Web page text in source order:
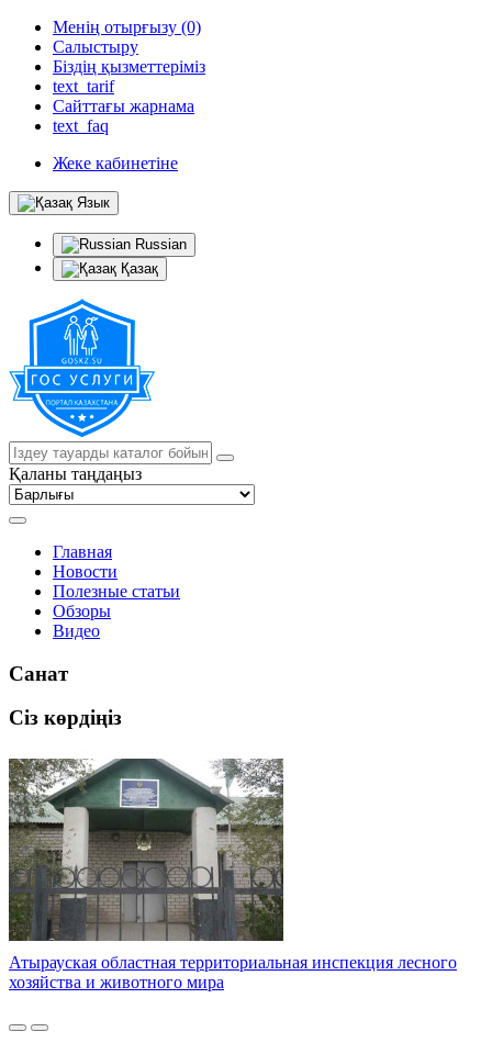
Менің отырғызу (0)
Салыстыру
Біздің қызметтеріміз
text_tarif
Сайттағы жарнама
text_faq
Жеке кабинетіне
Язык
Russian
Қазақ
Қаланы таңдаңыз
Главная
Новости
Полезные статьи
Обзоры
Видео
Санат
Сіз көрдіңіз
Атырауская областная территориальная инспекция лесного
хозяйства и животного мира